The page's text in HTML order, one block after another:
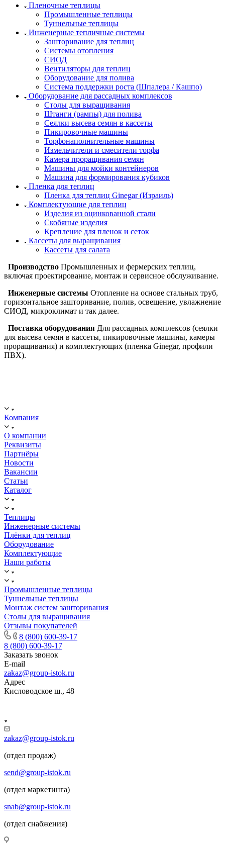
Пленочные теплицы
Промышленные теплицы
Туннельные теплицы
Инженерные тепличные системы
Зашторивание для теплиц
Системы отопления
СИОД
Вентиляторы для теплиц
Оборудование для полива
Система поддержки роста (Шпалера / Кашпо)
Оборудование для рассадных комплексов
Столы для выращивания
Штанги (рампы) для полива
Сеялки высева семян в кассеты
Пикировочные машины
Торфонаполнительные машины
Измельчители и смесители торфа
Камера проращивания семян
Машины для мойки контейнеров
Машина для формирования кубиков
Пленка для теплиц
Пленка для теплиц Ginegar (Израиль)
Комплектующие для теплиц
Изделия из оцинкованной стали
Скобяные изделия
Крепление для пленок и сеток
Кассеты для выращивания
Кассеты для салата
Производство Промышленных и фермерских теплиц,
включая проектирование, монтаж и сервисное обслуживание.
Инженерные системы Отопление на основе стальных труб,
горизонтальное зашторивание, полив, освещение, увлажнение
СИОД, микроклимат и так далее.
Поставка оборудования Для рассадных комплексов (сеялки
для высева семян в кассеты, пикировочные машины, камеры
проращивания) и комплектующих (пленка Ginegar, профили
ПВХ).
Компания
О компании
Реквизиты
Партнёры
Новости
Вакансии
Статьи
Каталог
Теплицы
Инженерные системы
Плёнки для теплиц
Оборудование
Комплектующие
Наши работы
Промышленные теплицы
Туннельные теплицы
Монтаж систем зашторивания
Столы для выращивания
Отзывы покупателей
8 (800) 600-39-17
8 (800) 600-39-17
Заказать звонок
E-mail
zakaz@group-istok.ru
Адрес
Кисловодское ш., 48
zakaz@group-istok.ru
(отдел продаж)
send@group-istok.ru
(отдел маркетинга)
snab@group-istok.ru
(отдел снабжения)